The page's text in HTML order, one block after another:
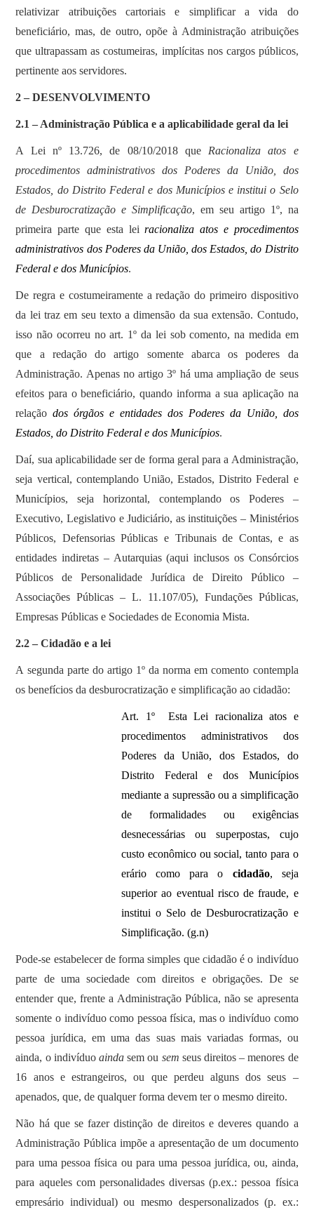
relativizar atribuições cartoriais e simplificar a vida do
beneficiário, mas, de outro, opõe à Administração atribuições
que ultrapassam as costumeiras, implícitas nos cargos públicos,
pertinente aos servidores.
2 – DESENVOLVIMENTO
2.1 – Administração Pública e a aplicabilidade geral da lei
A Lei nº 13.726, de 08/10/2018 que Racionaliza atos e
procedimentos administrativos dos Poderes da União, dos
Estados, do Distrito Federal e dos Municípios e institui o Selo
de Desburocratização e Simplificação, em seu artigo 1º, na
primeira parte que esta leiracionaliza atos e procedimentos
administrativos dos Poderes da União, dos Estados, do Distrito
Federal e dos Municípios.
De regra e costumeiramente a redação do primeiro dispositivo
da lei traz em seu texto a dimensão da sua extensão. Contudo,
isso não ocorreu no art. 1º da lei sob comento, na medida em
que a redação do artigo somente abarca os poderes da
Administração. Apenas no artigo 3º há uma ampliação de seus
efeitos para o beneficiário, quando informa a sua aplicação na
relaçãodos órgãos e entidades dos Poderes da União, dos
Estados, do Distrito Federal e dos Municípios.
Daí, sua aplicabilidade ser de forma geral para a Administração,
seja vertical, contemplando União, Estados, Distrito Federal e
Municípios, seja horizontal, contemplando os Poderes –
Executivo, Legislativo e Judiciário, as instituições – Ministérios
Públicos, Defensorias Públicas e Tribunais de Contas, e as
entidades indiretas – Autarquias (aqui inclusos os Consórcios
Públicos de Personalidade Jurídica de Direito Público –
Associações Públicas – L. 11.107/05), Fundações Públicas,
Empresas Públicas e Sociedades de Economia Mista.
2.2 – Cidadão e a lei
A segunda parte do artigo 1º da norma em comento contempla
os benefícios da desburocratização e simplificação ao cidadão:
Art. 1º Esta Lei racionaliza atos e
procedimentos administrativos dos
Poderes da União, dos Estados, do
Distrito Federal e dos Municípios
mediante a supressão ou a simplificação
de formalidades ou exigências
desnecessárias ou superpostas, cujo
custo econômico ou social, tanto para o
erário como para o cidadão, seja
superior ao eventual risco de fraude, e
institui o Selo de Desburocratização e
Simplificação. (g.n)
Pode-se estabelecer de forma simples que cidadão é o indivíduo
parte de uma sociedade com direitos e obrigações. De se
entender que, frente a Administração Pública, não se apresenta
somente o indivíduo como pessoa física, mas o indivíduo como
pessoa jurídica, em uma das suas mais variadas formas, ou
ainda, o indivíduoainda sem ou sem seus direitos – menores de
16 anos e estrangeiros, ou que perdeu alguns dos seus –
apenados, que, de qualquer forma devem ter o mesmo direito.
Não há que se fazer distinção de direitos e deveres quando a
Administração Pública impõe a apresentação de um documento
para uma pessoa física ou para uma pessoa jurídica, ou, ainda,
para aqueles com personalidades diversas (p.ex.: pessoa física
empresário individual) ou mesmo despersonalizados (p. ex.: